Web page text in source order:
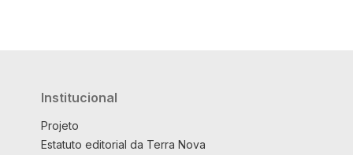
Institucional
Projeto
Estatuto editorial da Terra Nova